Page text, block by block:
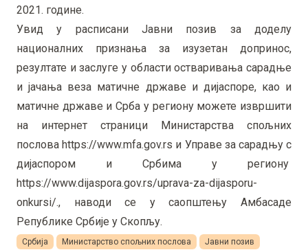
2021. године.
Увид у расписани Јавни позив за доделу
националних признања за изузетан допринос,
резултате и заслуге у области остваривања сарадње
и јачања веза матичне државе и дијаспоре, као и
матичне државе и Срба у региону можете извршити
на интернет страници Министарства спољних
послова https://www.mfa.gov.rs и Управе за сарадњу с
дијаспором и Србима у региону
https://www.dijaspora.gov.rs/uprava-za-dijasporu-
onkursi/., наводи се у саопштењу Амбасаде
Републике Србије у Скопљу.
Србија Министарство спољних послова
Јавни позив